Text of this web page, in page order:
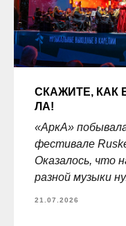
СКАЖИТЕ, КАК
ЛА!
«АркА»
фестивале
Оказалось, что
разной музыки
21.07.2026